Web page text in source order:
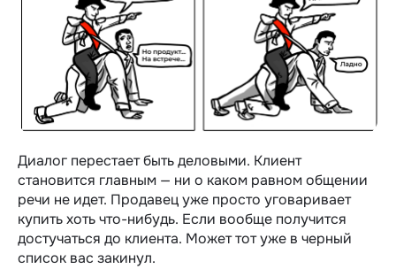
Диалог перестает быть деловыми. Клиент
становится главным — ни о каком равном общении
речи не идет. Продавец уже просто уговаривает
купить хоть что-нибудь. Если вообще получится
достучаться до клиента. Может тот уже в черный
список вас закинул.